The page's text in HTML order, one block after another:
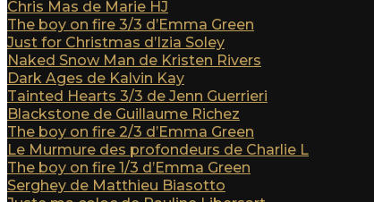
Chris Mas de Marie HJ
The boy on fire 3/3 d’Emma Green
Just for Christmas d’Izia Soley
Naked Snow Man de Kristen Rivers
Dark Ages de Kalvin Kay
Tainted Hearts 3/3 de Jenn Guerrieri
Blackstone de Guillaume Richez
The boy on fire 2/3 d’Emma Green
Le Murmure des profondeurs de Charlie L
The boy on fire 1/3 d’Emma Green
Serghey de Matthieu Biasotto